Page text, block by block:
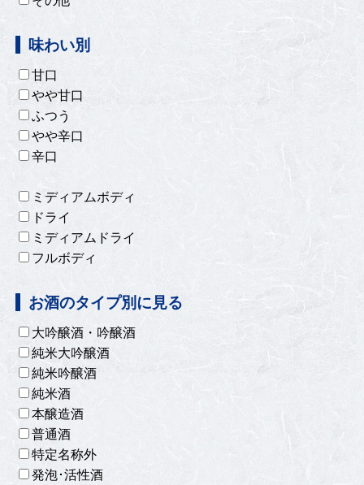
味わい別
甘口
やや甘口
ふつう
やや辛口
辛口
ミディアムボディ
ドライ
ミディアムドライ
フルボディ
お酒のタイプ別に見る
大吟醸酒・吟醸酒
純米大吟醸酒
純米吟醸酒
純米酒
本醸造酒
普通酒
特定名称外
発泡･活性酒